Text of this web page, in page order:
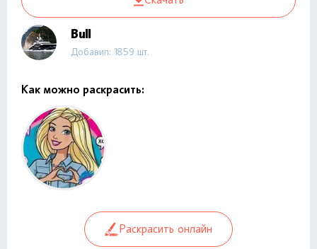
Bull
Добавил: 1859 шт.
Как можно раскрасить:
Раскрасить онлайн